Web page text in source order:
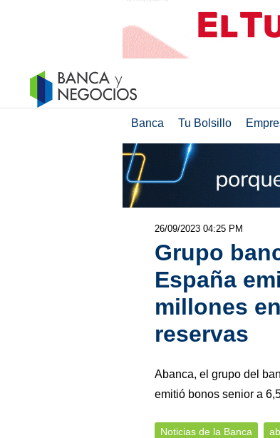
Banca Tu Bolsillo
26/09/2023 04:25 PM
Grupo
España
millones
reservas
Abanca, el grupo del
emitió bonos senior a
Noticias de la Banca